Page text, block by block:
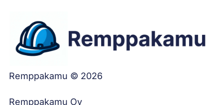
Remppakamu © 2026
Remppakamu Oy